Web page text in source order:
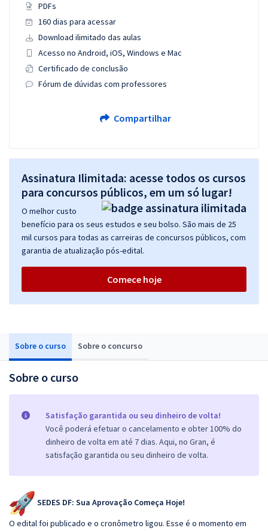
Sobre o curso Sobre o concurso
Sobre o curso
Satisfação garantida ou seu dinheiro de volta!
Você poderá efetuar o cancelamento e obter 100% do
dinheiro de volta em até 7 dias. Aqui, no Gran, é
satisfação garantida ou seu dinheiro de volta.
SEDES DF: Sua Aprovação Começa Hoje!
O edital foi publicado e o cronômetro ligou. Esse é o momento em
PDFs
160 dias para acessar
Download ilimitado das aulas
Acesso no Android, iOS, Windows e Mac
Certificado de conclusão
Fórum de dúvidas com professores
Compartilhar
Assinatura Ilimitada: acesse todos os cursos
para concursos públicos, em um só lugar!
O melhor custo
benefício para os seus estudos e seu bolso. São mais de 25
mil cursos para todas as carreiras de concursos públicos, com
garantia de atualização pós-edital.
Comece hoje